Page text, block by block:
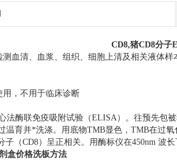
CD8,猪CD8分子
血清、血浆、组织、细胞上清及相关液体样
，不用于临床诊断
法酶联免疫吸附试验（ELISA）。往预先包
温育并*洗涤。用底物TMB显色，TMB在过
子（CD8）呈正相关。用酶标仪在450nm 波
盒价格洗板方法